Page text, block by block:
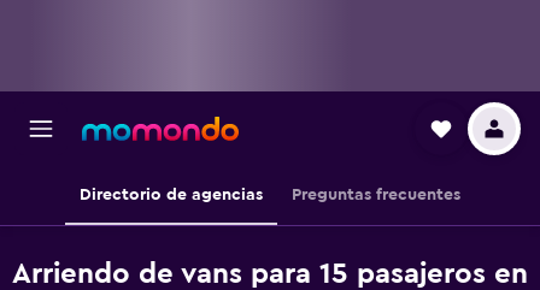
Directorio de agencias Preguntas frecuentes
Arriendo de vans para 15 pasajeros en